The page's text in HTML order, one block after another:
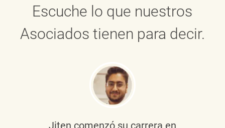
Escuche lo que nuestros
Asociados tienen para decir.
Jiten comenzó su carrera en